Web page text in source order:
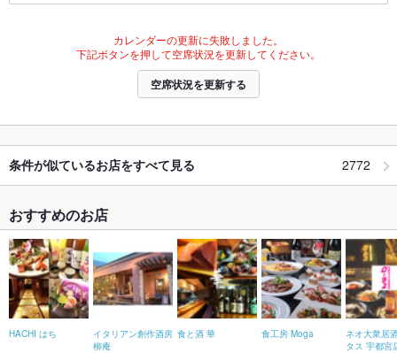
カレンダーの更新に失敗しました。
下記ボタンを押して空席状況を更新してください。
空席状況を更新する
条件が似ているお店をすべて見る 2772
おすすめのお店
HACHI はち
イタリアン創作酒房
柳庵
食と酒 華 食工房 Moga
ネオ大衆居
タス 宇都宮